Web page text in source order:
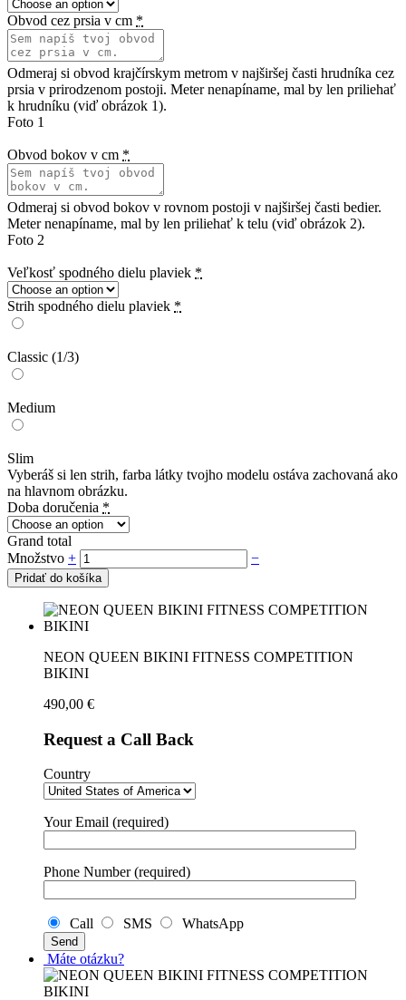
Obvod cez prsia v cm *
Odmeraj si obvod krajčírskym metrom v najširšej časti hrudníka cez
prsia v prirodzenom postoji. Meter nenapíname, mal by len priliehať
k hrudníku (viď obrázok 1).
Foto 1
Obvod bokov v cm *
Odmeraj si obvod bokov v rovnom postoji v najširšej časti bedier.
Meter nenapíname, mal by len priliehať k telu (viď obrázok 2).
Foto 2
Veľkosť spodného dielu plaviek *
Strih spodného dielu plaviek *
Classic (1/3)
Medium
Slim
Vyberáš si len strih, farba látky tvojho modelu ostáva zachovaná ako
na hlavnom obrázku.
Doba doručenia *
Grand total
Množstvo + −
Pridať do košíka
NEON QUEEN BIKINI FITNESS COMPETITION
BIKINI
490,00 €
Request a Call Back
Country
Your Email (required)
Phone Number (required)
Call SMS WhatsApp
Máte otázku?